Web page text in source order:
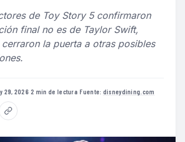
de Toy Story 5 confirmaron
final no es de Taylor Swift,
la puerta a otras posibles
29, 2026·2 min de lectura·Fuente: disneydining.com